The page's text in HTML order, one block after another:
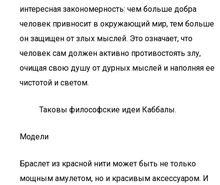
интересная закономерность: чем больше добра
человек привносит в окружающий мир, тем больше
он защищен от злых мыслей. Это означает, что
человек сам должен активно противостоять злу,
очищая свою душу от дурных мыслей и наполняя ее
чистотой и светом.
Таковы философские идеи Каббалы.
Модели
Браслет из красной нити может быть не только
мощным амулетом, но и красивым аксессуаром. И